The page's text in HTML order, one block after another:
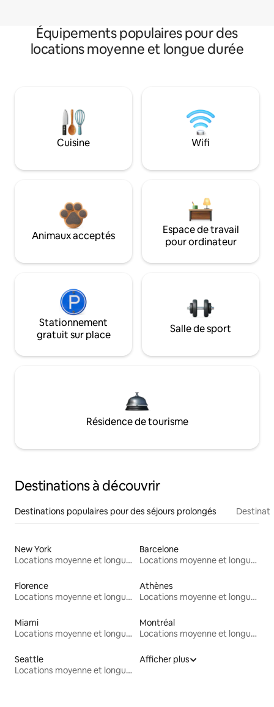
Équipements populaires pour des
locations moyenne et longue durée
Cuisine Wifi
Animaux acceptés
Espace de travail
pour ordinateur
Stationnement
gratuit sur place
Salle de sport
Résidence de tourisme
Destinations à découvrir
Destinations populaires pour des séjours prolongés
New York
Locations moyenne et longue durée
Barcelone
Locations moyenne et longue durée
Florence
Locations moyenne et longue durée
Athènes
Locations moyenne et longue durée
Miami
Locations moyenne et longue durée
Montréal
Locations moyenne et longue durée
Seattle
Locations moyenne et longue durée
Afficher plus